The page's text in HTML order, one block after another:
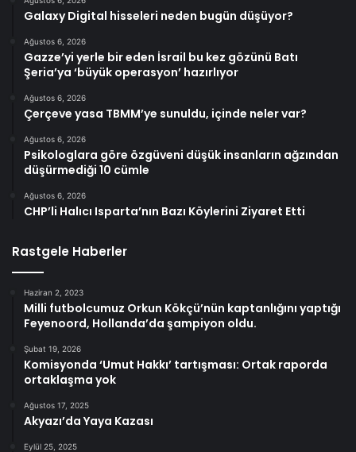
Galaxy Digital hisseleri neden bugün düşüyor?
Ağustos 6, 2026
Gazze’yi yerle bir eden İsrail bu kez gözünü Batı
Şeria’ya ‘büyük operasyon’ hazırlıyor
Ağustos 6, 2026
Çerçeve yasa TBMM’ye sunuldu, içinde neler var?
Ağustos 6, 2026
Psikologlara göre özgüveni düşük insanların ağzından
düşürmediği 10 cümle
Ağustos 6, 2026
CHP’li Halıcı Isparta’nın Bazı Köylerini Ziyaret Etti
Rastgele Haberler
Haziran 2, 2023
Milli futbolcumuz Orkun Kökçü’nün kaptanlığını yaptığı
Feyenoord, Hollanda’da şampiyon oldu.
Şubat 19, 2026
Komisyonda ‘Umut Hakkı’ tartışması: Ortak raporda
ortaklaşma yok
Ağustos 17, 2025
Akyazı’da Yaya Kazası
Eylül 25, 2025